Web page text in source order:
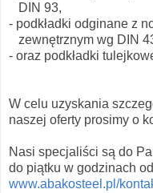
DIN 93,
- podkładki odginane z
zewnętrznym wg DIN
- oraz podkładki
W celu uzyskania
naszej oferty prosimy o
Nasi specjaliści są do
do piątku w godzinach
www.abakosteel.pl/